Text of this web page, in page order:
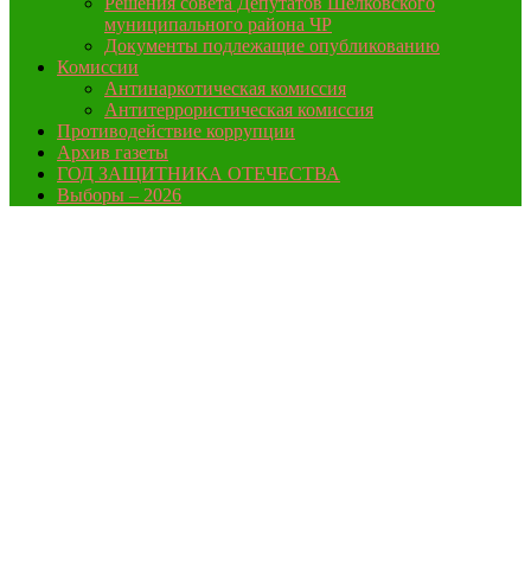
муниципального района ЧР
Документы подлежащие опубликованию
Комиссии
Антинаркотическая комиссия
Антитеррористическая комиссия
Противодействие коррупции
Архив газеты
ГОД ЗАЩИТНИКА ОТЕЧЕСТВА
Выборы – 2026